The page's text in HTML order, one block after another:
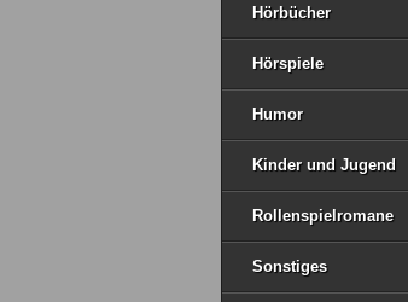
Hörbücher
Hörspiele
Humor
Kinder und Jugend
Rollenspielromane
Sonstiges